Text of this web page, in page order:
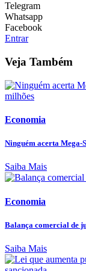
Telegram
Whatsapp
Facebook
Entrar
Veja Também
Economia
Ninguém acerta Mega-
Saiba Mais
Economia
Balança comercial de
Saiba Mais